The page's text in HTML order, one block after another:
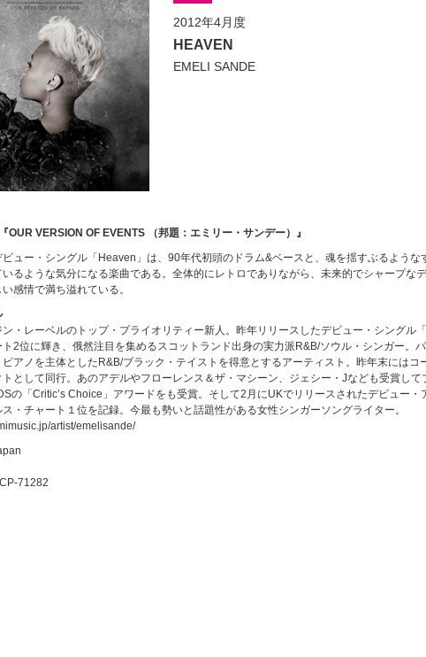
2012年4月度
HEAVEN
EMELI SANDE
OUR VERSION OF EVENTS （邦題：エミリー・サンデー）』
ビュー・シングル「Heaven」は、90年代初頭のドラム&ベースと、魂を揺すぶるような
るような気分になる楽曲である。全体的にレトロでありながら、未来的でシャープな
感情で満ち溢れている。
・レーベルのトップ・プライオリティー新人。昨年リリースしたデビュー・シングル
ト2位に輝き、俄然注目を集めるスコットランド出身の実力派R&B/ソウル・シンガー。
ピアノを主体としたR&B/ブラック・テイストを得意とするアーティスト。昨年末にはコ
として同行。あのアデルやフローレンス＆ザ・マシーン、ジェシー・Jなども受賞して
の「Critic’s Choice」アワードをも受賞。そして2月にUKでリリースされたデビュー
・チャート１位を記録。今最も勢いと話題性がある女性シンガーソングライター。
artist/emelisande/
71282